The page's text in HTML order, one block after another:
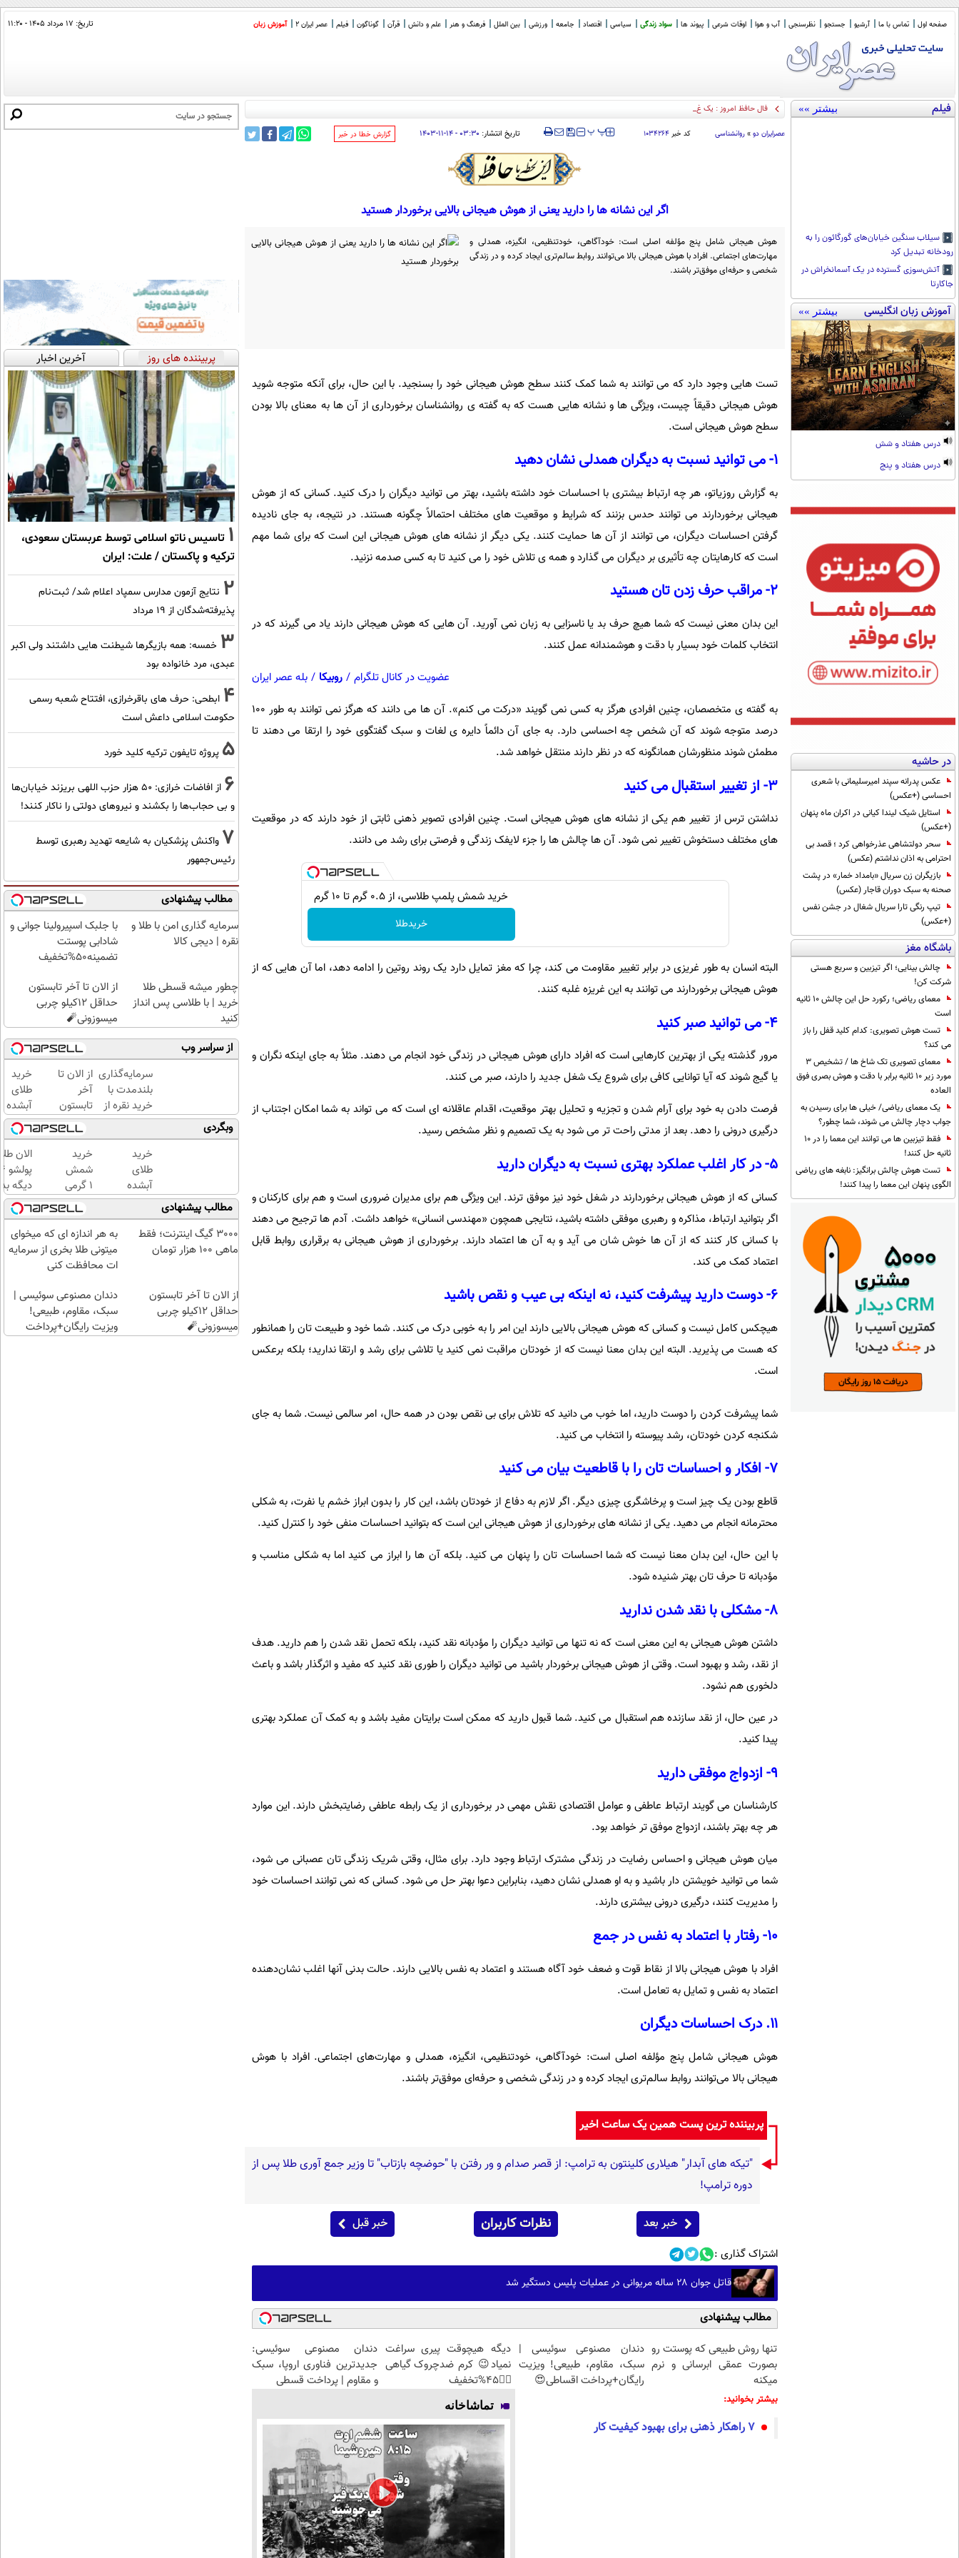
صفحه اول تماس با ما آرشیو جستجو نظرسنجی آب و هوا اوقات شرعی پیوند ها سواد زندگی سیاسی اقتصاد جامعه ورزشی بین الملل فرهنگ و هنر علم و دانش قرآن گوناگون فیلم عصر ایران 2 آموزش زبان تاریخ: ۱۷ مرداد ۱۴۰۵ - ۱۱:۲۰
فیلم بیشتر »»
سیلاب سنگین خیابان‌های گورگائون را به
رودخانه تبدیل کرد
آتش‌سوزی گسترده در یک آسمانخراش در
جاکارتا
آموزش زبان انگلیسی بیشتر »»
درس هفتاد و شش
درس هفتاد و پنج
در حاشیه
عکس پدرانه سپند امیرسلیمانی با شعری
احساسی (+عکس)
استایل شیک لیندا کیانی در اکران ماه پنهان
(+عکس)
سحر دولتشاهی عذرخواهی کرد ؛ قصد بی
احترامی به اذان نداشتم (عکس)
بازیگران زن سریال «بامداد خمار» در پشت
صحنه به سبک دوران قاجار (عکس)
تیپ رنگی تارا سریال شغال در جشن نفس
(+عکس)
باشگاه مغز
چالش بینایی؛ اگر تیزبین و سریع هستی
شرکت کن!
معمای ریاضی؛ رکورد حل این چالش 10 ثانیه
است
تست هوش تصویری: کدام کلید قفل را باز
می کند؟
معمای تصویری تک شاخ ها / تشخیص 3
مورد زیر 10 ثانیه برابر با دقت و هوش بصری فوق
العاده
یک معمای ریاضی/ خیلی ها برای رسیدن به
جواب دچار چالش می شوند، شما چطور؟
فقط تیزبین ها می توانند این معما را در 10
ثانیه حل کنند!
تست هوش چالش برانگیز: نابغه های ریاضی
الگوی پنهان این معما را پیدا کنند!
فال حافظ امروز : یک غزل ناب و یک تفسیر گو
عصرايران دو » روانشناسی کد خبر۱۰۳۴۲۶۴ ‍‍‍ پ پ تاریخ انتشار: ۰۳:۳۰ - ۱۴-۱۱-۱۴۰۳ ‌گزارش خطا در خبر
اگر این نشانه ها را دارید یعنی از هوش هیجانی بالایی برخوردار هستید
هوش هیجانی شامل پنج مؤلفه اصلی است: خودآگاهی، خودتنظیمی، انگیزه، همدلی و
مهارت‌های اجتماعی. افراد با هوش هیجانی بالا می‌توانند روابط سالم‌تری ایجاد کرده و در زندگی
شخصی و حرفه‌ای موفق‌تر باشند.
تست هایی وجود دارد که می توانند به شما کمک کنند سطح هوش هیجانی خود را بسنجید. با این حال، برای آنکه متوجه شوید
هوش هیجانی دقیقاً چیست، ویژگی ها و نشانه هایی هست که به گفته ی روانشناسان برخورداری از آن ها به معنای بالا بودن
سطح هوش هیجانی است.
۱- می توانید نسبت به دیگران همدلی نشان دهید
به گزارش روزیاتو، هر چه ارتباط بیشتری با احساسات خود داشته باشید، بهتر می توانید دیگران را درک کنید. کسانی که از هوش
هیجانی برخوردارند می توانند حدس بزنند که شرایط و موقعیت های مختلف احتمالاً چگونه هستند. در نتیجه، به جای نادیده
گرفتن احساسات دیگران، می توانند از آن ها حمایت کنند. یکی دیگر از نشانه های هوش هیجانی این است که برای شما مهم
است که کارهایتان چه تأثیری بر دیگران می گذارد و همه ی تلاش خود را می کنید تا به کسی صدمه نزنید.
۲- مراقب حرف زدن تان هستید
این بدان معنی نیست که شما هیچ حرف بد یا ناسزایی به زبان نمی آورید. آن هایی که هوش هیجانی دارند یاد می گیرند که در
انتخاب کلمات خود بسیار با دقت و هوشمندانه عمل کنند.
عضویت در کانال تلگرام / روبیکا / بله عصر ایران
به گفته ی متخصصان، چنین افرادی هرگز به کسی نمی گویند «درکت می کنم». آن ها می دانند که هرگز نمی توانند به طور ۱۰۰
درصد متوجه شوند که آن شخص چه احساسی دارد. به جای آن دائماً دایره ی لغات و سبک گفتگوی خود را ارتقا می دهند تا
مطمئن شوند منظورشان همانگونه که در نظر دارند منتقل خواهد شد.
۳- از تغییر استقبال می کنید
نداشتن ترس از تغییر هم یکی از نشانه های هوش هیجانی است. چنین افرادی تصویر ذهنی ثابتی از خود دارند که در موقعیت
های مختلف دستخوش تغییر نمی شود. آن ها چالش ها را جزء لایفک زندگی و فرصتی برای رشد می دانند.
خرید شمش پلمپ طلاسی، از ۰.۵ گرم تا ۱۰ گرم
خریدطلا
البته انسان به طور غریزی در برابر تغییر مقاومت می کند، چرا که مغز تمایل دارد یک روند روتین را ادامه دهد، اما آن هایی که از
هوش هیجانی برخوردارند می توانند به این غریزه غلبه کنند.
۴- می توانید صبر کنید
مرور گذشته یکی از بهترین کارهایی است که افراد دارای هوش هیجانی در زندگی خود انجام می دهند. مثلاً به جای اینکه نگران و
یا گیج شوند که آیا توانایی کافی برای شروع یک شغل جدید را دارند، صبر می کنند.
فرصت دادن به خود برای آرام شدن و تجزیه و تحلیل بهتر موقعیت، اقدام عاقلانه ای است که می تواند به شما امکان اجتناب از
درگیری درونی را دهد. بعد از مدتی راحت تر می شود به یک تصمیم و نظر مشخص رسید.
۵- در کار اغلب عملکرد بهتری نسبت به دیگران دارید
کسانی که از هوش هیجانی برخوردارند در شغل خود نیز موفق ترند. این ویژگی هم برای مدیران ضروری است و هم برای کارکنان و
اگر بتوانید ارتباط، مذاکره و رهبری موفقی داشته باشید، نتایجی همچون «مهندسی انسانی» خواهد داشت. آدم ها ترجیح می دهند
با کسانی کار کنند که از آن ها خوش شان می آید و به آن ها اعتماد دارند. برخورداری از هوش هیجانی به برقراری روابط قابل
اعتماد کمک می کند.
۶- دوست دارید پیشرفت کنید، نه اینکه بی عیب و نقص باشید
هیچکس کامل نیست و کسانی که هوش هیجانی بالایی دارند این امر را به خوبی درک می کنند. شما خود و طبیعت تان را همانطور
که هست می پذیرید. البته این بدان معنا نیست که از خودتان مراقبت نمی کنید یا تلاشی برای رشد و ارتقا ندارید؛ بلکه برعکس
است.
شما پیشرفت کردن را دوست دارید، اما خوب می دانید که تلاش برای بی نقص بودن در همه حال، امر سالمی نیست. شما به جای
شکنجه کردن خودتان، رشد پیوسته را انتخاب می کنید.
۷- افکار و احساسات تان را با قاطعیت بیان می کنید
قاطع بودن یک چیز است و پرخاشگری چیزی دیگر. اگر لازم به دفاع از خودتان باشد، این کار را بدون ابراز خشم یا نفرت، به شکلی
محترمانه انجام می دهید. یکی از نشانه های برخورداری از هوش هیجانی این است که بتوانید احساسات منفی خود را کنترل کنید.
با این حال، این بدان معنا نیست که شما احساسات تان را پنهان می کنید. بلکه آن ها را ابراز می کنید اما به شکلی مناسب و
مؤدبانه تا حرف تان بهتر شنیده شود.
۸- مشکلی با نقد شدن ندارید
داشتن هوش هیجانی به این معنی است که نه تنها می توانید دیگران را مؤدبانه نقد کنید، بلکه تحمل نقد شدن را هم دارید. هدف
از نقد، رشد و بهبود است. وقتی از هوش هیجانی برخوردار باشید می توانید دیگران را طوری نقد کنید که مفید و اثرگذار باشد و باعث
دلخوری هم نشود.
در عین حال، از نقد سازنده هم استقبال می کنید. شما قبول دارید که ممکن است برایتان مفید باشد و به کمک آن عملکرد بهتری
پیدا کنید.
۹- ازدواج موفقی دارید
کارشناسان می گویند ارتباط عاطفی و عوامل اقتصادی نقش مهمی در برخورداری از یک رابطه عاطفی رضایتبخش دارند. این موارد
هر چه بهتر باشند، ازدواج موفق تر خواهد بود.
میان هوش هیجانی و احساس رضایت در زندگی مشترک ارتباط وجود دارد. برای مثال، وقتی شریک زندگی تان عصبانی می شود،
شما می توانید خویشتن دار باشید و به او همدلی نشان دهید، بنابراین دعوا بهتر حل می شود. کسانی که نمی توانند احساسات خود
را مدیریت کنند، درگیری درونی بیشتری دارند.
۱۰- رفتار با اعتماد به نفس در جمع
افراد با هوش هیجانی بالا از نقاط قوت و ضعف خود آگاه هستند و اعتماد به نفس بالایی دارند. حالت بدنی آنها اغلب نشان‌دهنده
اعتماد به نفس و تمایل به تعامل است.
۱۱. درک احساسات دیگران
هوش هیجانی شامل پنج مؤلفه اصلی است: خودآگاهی، خودتنظیمی، انگیزه، همدلی و مهارت‌های اجتماعی. افراد با هوش
هیجانی بالا می‌توانند روابط سالم‌تری ایجاد کرده و در زندگی شخصی و حرفه‌ای موفق‌تر باشند.
پربیننده ترین پست همین یک ساعت اخیر
"تیکه های آبدار" هیلاری کلینتون به ترامپ: از قصر صدام و ور رفتن با "حوضچه بازتاب" تا وزیر جمع آوری طلا پس از
دوره ترامپ!
خبر بعد نظرات کاربران خبر قبل
اشتراک گذاری :
قاتل جوان ۲۸ ساله مریوانی در عملیات پلیس دستگیر شد
مطالب پیشنهادی
تنها روش طبیعی که پوستت رو
بصورت عمقی ابرسانی و نرم
میکنه
دندان مصنوعی سوئیسی |
سبک، مقاوم، طبیعی! ویزیت
رایگان+پرداخت اقساطی😍
دیگه هیچوقت پیری سراغت
نمیاد😉 کرم ضدچروک گیاهی
👈🏻45%تخفیف
دندان مصنوعی سوئیسی:
جدیدترین فناوری اروپا، سبک
و مقاوم | پرداخت قسطی
بیشتر بخوانید:
۷ راهکار ذهنی برای بهبود کیفیت کار
تماشاخانه
پربیننده های روز آخرین اخبار
1 تاسیس ناتو اسلامی توسط عربستان سعودی،
ترکیه و پاکستان / علت: ایران
2 نتایج آزمون مدارس سمپاد اعلام شد/ ثبت‌نام
پذیرفته‌شدگان از ۱۹ مرداد
3 خمسه: همه بازیگرها شیطنت هایی داشتند ولی اکبر
عبدی، مرد خانواده بود
4 ابطحی: حرف های باقرخرازی، افتتاح شعبه رسمی
حکومت اسلامی داعش است
5 پروژه تایفون ترکیه کلید خورد
6
از افاضات خرازی: ۵۰ هزار حزب اللهی بریزند خیابان‌ها
و بی حجاب‌ها را بکشند و نیرو‌های دولتی را ناکار کنند!
7 واکنش پزشکیان به شایعه تهدید رهبری توسط
رئیس‌جمهور
مطالب پیشنهادی
سرمایه گذاری امن با طلا و
نقره | دیجی کالا
با جلبک اسپیرولینا جوانی و
شادابی پوستت
تضمینه50%تخفیف
چطور میشه قسطی طلا
خرید | با طلاسی پس انداز
کنید
از الان تا آخر تابستون
حداقل 12کیلو چربی
میسوزونی🧨
از سراسر وب
سرمایه‌گذاری
بلندمدت با
خرید نقره از
دیجی‌کالا
از الان تا
آخر
تابستون
حداقل
12کیلو
چربی
میسوزونی
🧨
خرید
طلای
آبشده
حتی با
۱۰۰هزارتومان
وبگردی
خرید
طلای
آبشده
حتی با
۱۰۰هزارتومان
خرید
شمش
1 گرمی
از
طلاسی
الان
دیگه
طلا با
بی‌بهره
مطالب پیشنهادی
3000 گیگ اینترنت؛ فقط
ماهی 100 هزار تومان
به هر اندازه ای که میخوای
میتونی طلا بخری از سرمایه
ات محافظت کنی
از الان تا آخر تابستون
حداقل 12کیلو چربی
میسوزونی🧨
دندان مصنوعی سوئیسی |
سبک، مقاوم، طبیعی!
ویزیت رایگان+پرداخت